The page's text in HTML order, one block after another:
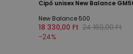
Cipő unisex New Balance
New Balance 500
18 330,00 Ft 24 160,00 Ft
-24%